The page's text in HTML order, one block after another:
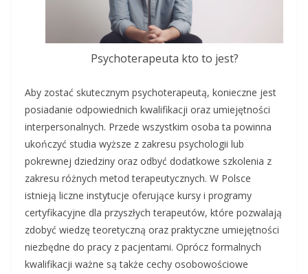
Psychoterapeuta kto to jest?
Aby zostać skutecznym psychoterapeutą, konieczne jest
posiadanie odpowiednich kwalifikacji oraz umiejętności
interpersonalnych. Przede wszystkim osoba ta powinna
ukończyć studia wyższe z zakresu psychologii lub
pokrewnej dziedziny oraz odbyć dodatkowe szkolenia z
zakresu różnych metod terapeutycznych. W Polsce
istnieją liczne instytucje oferujące kursy i programy
certyfikacyjne dla przyszłych terapeutów, które pozwalają
zdobyć wiedzę teoretyczną oraz praktyczne umiejętności
niezbędne do pracy z pacjentami. Oprócz formalnych
kwalifikacji ważne są także cechy osobowościowe